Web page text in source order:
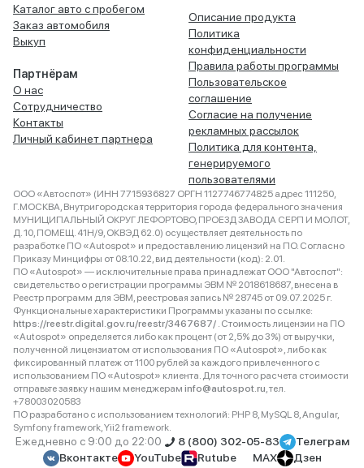
Каталог авто с пробегом
Заказ автомобиля
Выкуп
Партнёрам
О нас
Сотрудничество
Контакты
Личный кабинет партнера
Описание продукта
Политика
конфиденциальности
Правила работы программы
Пользовательское
соглашение
Согласие на получение
рекламных рассылок
Политика для контента,
генерируемого
пользователями
ООО «Автоспот» (ИНН 7715936827 ОРГН 1127746774825 адрес 111250,
Г.МОСКВА, Внутригородская территория города федерального значения
МУНИЦИПАЛЬНЫЙ ОКРУГ ЛЕФОРТОВО, ПРОЕЗД ЗАВОДА СЕРП И МОЛОТ,
Д. 10, ПОМЕЩ. 41Н/9, ОКВЭД 62.0) осуществляет деятельность по
разработке ПО «Autospot» и предоставлению лицензий на ПО. Согласно
Приказу Минцифры от 08.10.22, вид деятельности (код): 2.01.
ПО «Autospot» — исключительные права принадлежат ООО "Автоспот":
свидетельство о регистрации программы ЭВМ № 2018618687, внесена в
Реестр программ для ЭВМ, реестровая запись № 28745 от 09.07.2025 г.
Функциональные характеристики Программы указаны по ссылке:
https://reestr.digital.gov.ru/reestr/3467687/ . Стоимость лицензии на ПО
«Autospot» определяется либо как процент (от 2,5% до 3%) от выручки,
полученной лицензиатом от использования ПО «Autospot», либо как
фиксированный платеж от 1100 рублей за каждого привлеченного с
использованием ПО «Autospot» клиента. Для точного расчета стоимости
отправьте заявку нашим менеджерам info@autospot.ru, тел.
+78003020583
ПО разработано с использованием технологий: PHP 8, MySQL 8, Angular,
Symfony framework, Yii2 framework.
Ежедневно с 9:00 до 22:00 8 (800) 302-05-83
Телеграм
Вконтакте
YouTube Rutube MAX
Дзен